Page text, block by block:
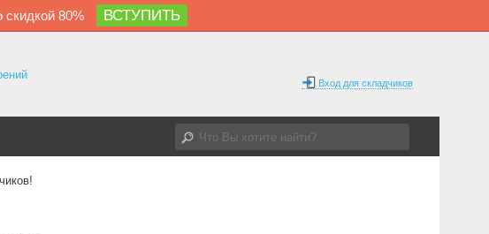
скидкой 80% ВСТУПИТЬ
Вход для складчиков